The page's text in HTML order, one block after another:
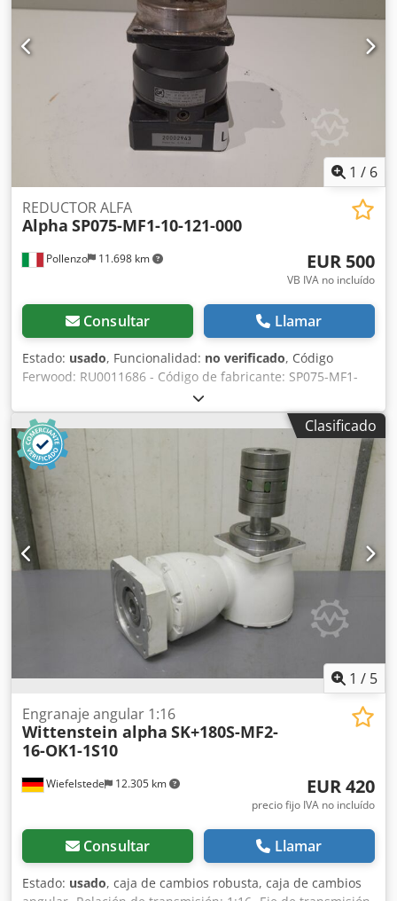
1 / 6
Pollenzo 11.698 km
REDUCTOR ALFA
Alpha SP075-MF1-10-121-000
EUR 500
VB IVA no incluído
Consultar Llamar
Estado: usado, Funcionalidad: no verificado, Código
Ferwood: RU0011686 - Código de fabricante: SP075-MF1-
10-121-000 - Condición: Usado - Funcionalidad: No
comprobado - Máquina compatible: - Si está interesado,
ofrecemos servicio de reacondicionamiento, contáctenos.
3KG 20X20X20 Dsdpfoymd Ikjx Aamjkr
Clasificado
1 / 5
Wiefelstede 12.305 km
Engranaje angular 1:16
Wittenstein alpha SK+180S-MF2-
16-OK1-1S10
EUR 420
precio fijo IVA no incluído
Consultar Llamar
Estado: usado, caja de cambios robusta, caja de cambios